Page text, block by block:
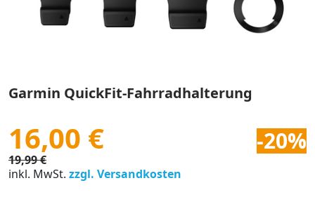
Garmin QuickFit-Fahrradhalterung
16,00 € -20%
19,99 €
inkl. MwSt. zzgl. Versandkosten